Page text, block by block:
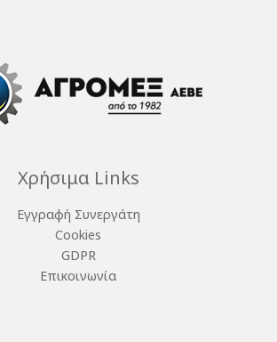
Χρήσιμα Links
Εγγραφή Συνεργάτη
Cookies
GDPR
Επικοινωνία